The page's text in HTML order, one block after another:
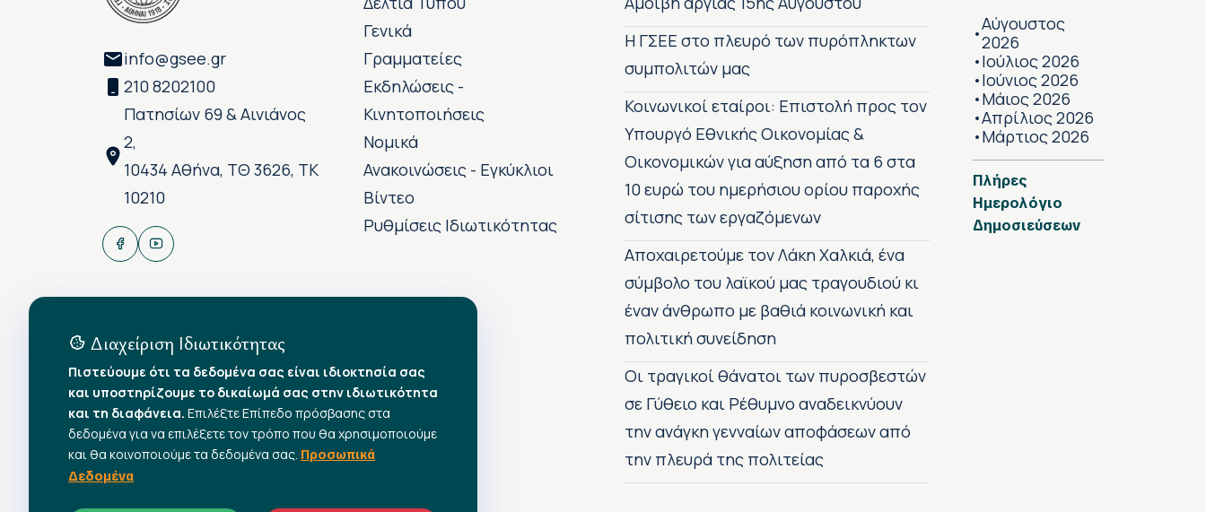
info@gsee.gr
210 8202100
Πατησίων 69 & Αινιάνος
2,
10434 Αθήνα, ΤΘ 3626, ΤΚ
10210
Γενικά
Γραμματείες
Εκδηλώσεις -
Κινητοποιήσεις
Νομικά
Ανακοινώσεις - Εγκύκλιοι
Βίντεο
Ρυθμίσεις Ιδιωτικότητας
H ΓΣΕΕ στο πλευρό των πυρόπληκτων
συμπολιτών μας
Κοινωνικοί εταίροι: Επιστολή προς τον
Υπουργό Εθνικής Οικονομίας &
Οικονομικών για αύξηση από τα 6 στα
10 ευρώ του ημερήσιου ορίου παροχής
σίτισης των εργαζόμενων
Αποχαιρετούμε τον Λάκη Χαλκιά, ένα
σύμβολο του λαϊκού μας τραγουδιού κι
έναν άνθρωπο με βαθιά κοινωνική και
πολιτική συνείδηση
Οι τραγικοί θάνατοι των πυροσβεστών
σε Γύθειο και Ρέθυμνο αναδεικνύουν
την ανάγκη γενναίων αποφάσεων από
την πλευρά της πολιτείας
•Αύγουστος
2026
•Ιούλιος 2026
•Ιούνιος 2026
•Μάιος 2026
•Απρίλιος 2026
•Μάρτιος 2026
Πλήρες
Ημερολόγιο
Δημοσιεύσεων
Διαχείριση Ιδιωτικότητας
Πιστεύουμε ότι τα δεδομένα σας είναι ιδιοκτησία σας
και υποστηρίζουμε το δικαίωμά σας στην ιδιωτικότητα
και τη διαφάνεια. Επιλέξτε Επίπεδο πρόσβασης στα
δεδομένα για να επιλέξετε τον τρόπο που θα χρησιμοποιούμε
και θα κοινοποιούμε τα δεδομένα σας. Προσωπικά
Δεδομένα